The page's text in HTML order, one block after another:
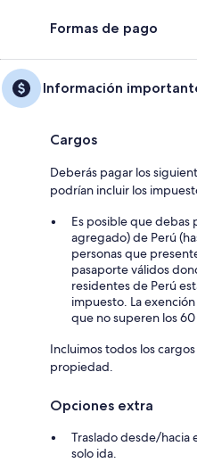
Formas de pago
Información
Cargos
Deberás pagar los
podrían incluir los
Es posible que debas
agregado) de Perú
personas que
pasaporte válidos
residentes de Perú
impuesto. La exención
que no superen los 60
Incluimos todos los
propiedad.
Opciones extra
Traslado desde/hacia
solo ida.